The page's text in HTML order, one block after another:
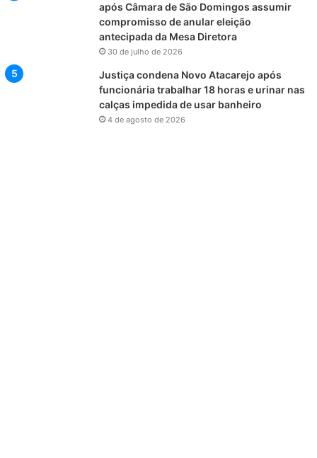
após Câmara de São Domingos assumir
compromisso de anular eleição
antecipada da Mesa Diretora
30 de julho de 2026
Justiça condena Novo Atacarejo após
funcionária trabalhar 18 horas e urinar nas
calças impedida de usar banheiro
4 de agosto de 2026